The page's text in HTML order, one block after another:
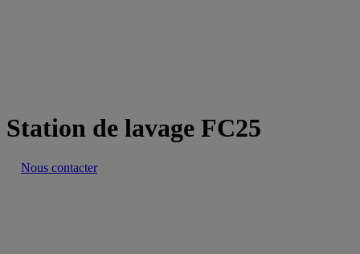
Station de lavage FC25
Nous contacter